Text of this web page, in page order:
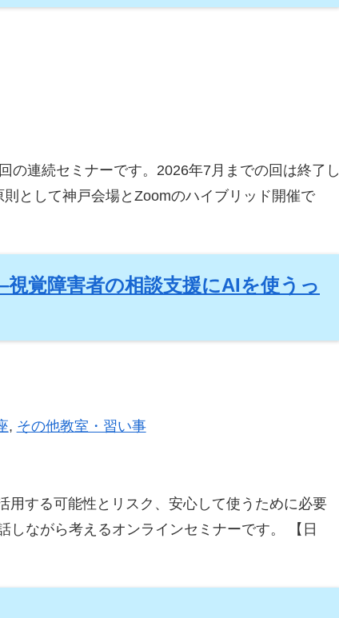
の連続セミナーです。2026年7月までの回は終了し
として神戸会場とZoomのハイブリッド開催で
覚障害者の相談支援にAIを使うっ
, その他教室・習い事
用する可能性とリスク、安心して使うために必要
しながら考えるオンラインセミナーです。 【日